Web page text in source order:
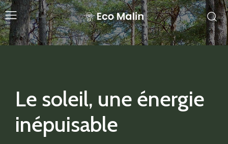
Le soleil, une énergie
inépuisable